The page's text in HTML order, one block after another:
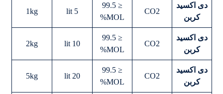
دی اکسید
کربن
CO2
≤ 99.5
MOL%
5 lit
1kg
دی اکسید
کربن
CO2
≤ 99.5
MOL%
10 lit
2kg
دی اکسید
کربن
CO2
≤ 99.5
MOL%
20 lit
5kg